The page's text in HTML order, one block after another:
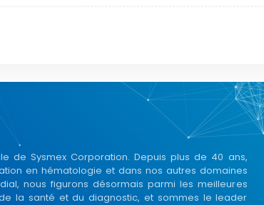
de Sysmex Corporation. Depuis plus de 40 ans,
en hématologie et dans nos autres domaines
nous figurons désormais parmi les meilleures
la santé et du diagnostic, et sommes le leader